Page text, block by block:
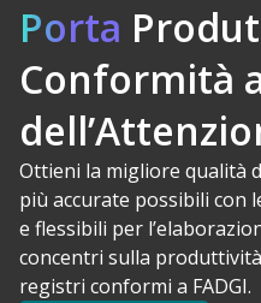
Porta
Conformità
Ottieni la migliore qualità
più accurate possibili con
e flessibili per
concentri sulla
registri conformi a FADGI.
I-Powered
Sbloccate
Explore Software